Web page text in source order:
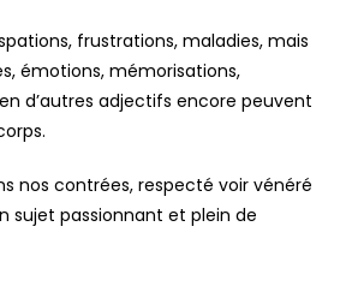
frustrations, maladies, mais
émotions, mémorisations,
d’autres adjectifs encore peuvent
nos contrées, respecté voir vénéré
sujet passionnant et plein de